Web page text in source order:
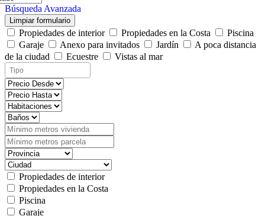
Búsqueda Avanzada
Limpiar formulario
Propiedades de interior Propiedades en la Costa
Piscina
Garaje
Anexo para invitados Jardín
A poca distancia
de la ciudad
Ecuestre Vistas al mar
Propiedades de interior
Propiedades en la Costa
Piscina
Garaje